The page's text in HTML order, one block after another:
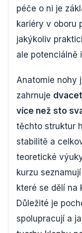
péče o ni je
kariéry v oboru
jakýkoliv
ale potenciálně
Anatomie nohy
zahrnuje
více než sto
těchto struktur
stabilitě a
teoretické
kurzu
které se dělí na
Důležité je
spolupracují a